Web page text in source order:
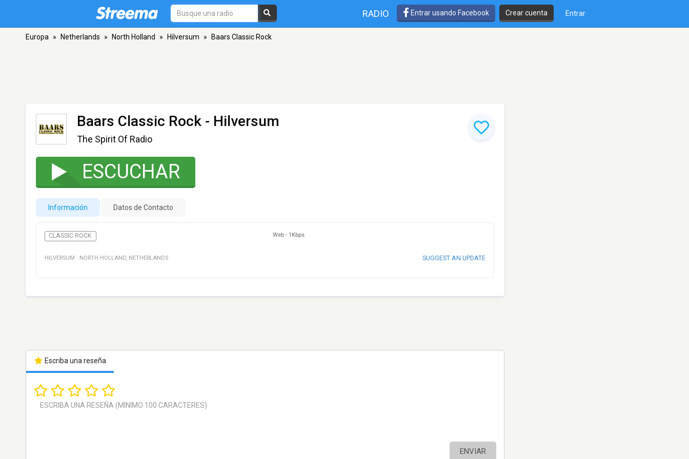
RADIO Entrar usando Facebook Crear cuenta Entrar
Europa » Netherlands » North Holland » Hilversum » Baars Classic Rock
Baars Classic Rock - Hilversum
The Spirit Of Radio
ESCUCHAR
Información Datos de Contacto
CLASSIC ROCK Web - 1Kbps
HILVERSUM · NORTH HOLLAND, NETHERLANDS SUGGEST AN UPDATE
Escriba una reseña
ENVIAR